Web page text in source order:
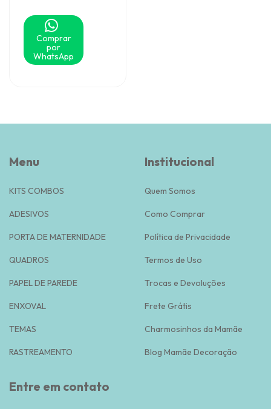
Comprar
por
WhatsApp
Menu
KITS COMBOS
ADESIVOS
PORTA DE MATERNIDADE
QUADROS
PAPEL DE PAREDE
ENXOVAL
TEMAS
RASTREAMENTO
Institucional
Quem Somos
Como Comprar
Política de Privacidade
Termos de Uso
Trocas e Devoluções
Frete Grátis
Charmosinhos da Mamãe
Blog Mamãe Decoração
Entre em contato